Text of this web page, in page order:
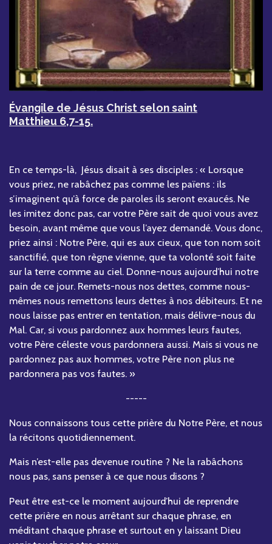
Évangile de Jésus Christ selon saint
Matthieu 6,7-15.
En ce temps-là, Jésus disait à ses disciples : « Lorsque
vous priez, ne rabâchez pas comme les païens : ils
s’imaginent qu’à force de paroles ils seront exaucés. Ne
les imitez donc pas, car votre Père sait de quoi vous avez
besoin, avant même que vous l’ayez demandé. Vous donc,
priez ainsi : Notre Père, qui es aux cieux, que ton nom soit
sanctifié, que ton règne vienne, que ta volonté soit faite
sur la terre comme au ciel. Donne-nous aujourd’hui notre
pain de ce jour. Remets-nous nos dettes, comme nous-
mêmes nous remettons leurs dettes à nos débiteurs. Et ne
nous laisse pas entrer en tentation, mais délivre-nous du
Mal. Car, si vous pardonnez aux hommes leurs fautes,
votre Père céleste vous pardonnera aussi. Mais si vous ne
pardonnez pas aux hommes, votre Père non plus ne
pardonnera pas vos fautes. »
-----
Nous connaissons tous cette prière du Notre Père, et nous
la récitons quotidiennement.
Mais n’est-elle pas devenue routine ? Ne la rabâchons
nous pas, sans penser à ce que nous disons ?
Peut être est-ce le moment aujourd’hui de reprendre
cette prière en nous arrêtant sur chaque phrase, en
méditant chaque phrase et surtout en y laissant Dieu